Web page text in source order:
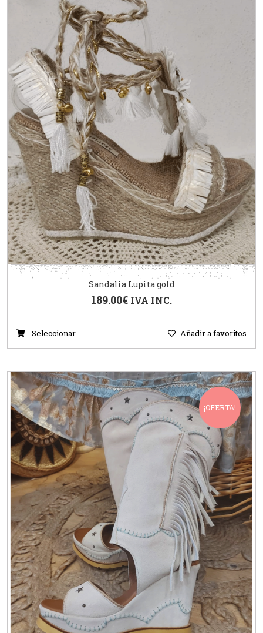
Sandalia Lupita gold
189.00€ IVA INC.
Seleccionar Añadir a favoritos
¡OFERTA!